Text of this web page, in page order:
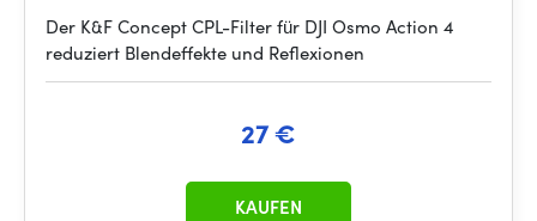
Der K&F Concept CPL-Filter für DJI Osmo Action 4
reduziert Blendeffekte und Reflexionen
27 €
KAUFEN